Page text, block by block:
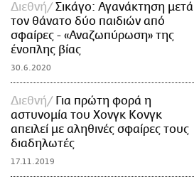
Διεθνή
Σικάγο: Αγανάκτηση μετά
τον θάνατο δύο παιδιών από
σφαίρες - «Αναζωπύρωση» της
ένοπλης βίας
30.6.2020
Διεθνή
Για πρώτη φορά η
αστυνομία του Χονγκ Κονγκ
απειλεί με αληθινές σφαίρες τους
διαδηλωτές
17.11.2019